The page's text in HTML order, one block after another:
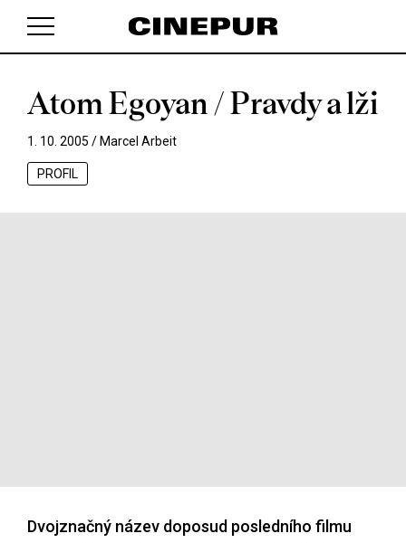
V košíku zatím nemáte žádné položky.
Atom Egoyan / Pravdy a lži
1. 10. 2005 / Marcel Arbeit
PROFIL
Dvojznačný název doposud posledního filmu